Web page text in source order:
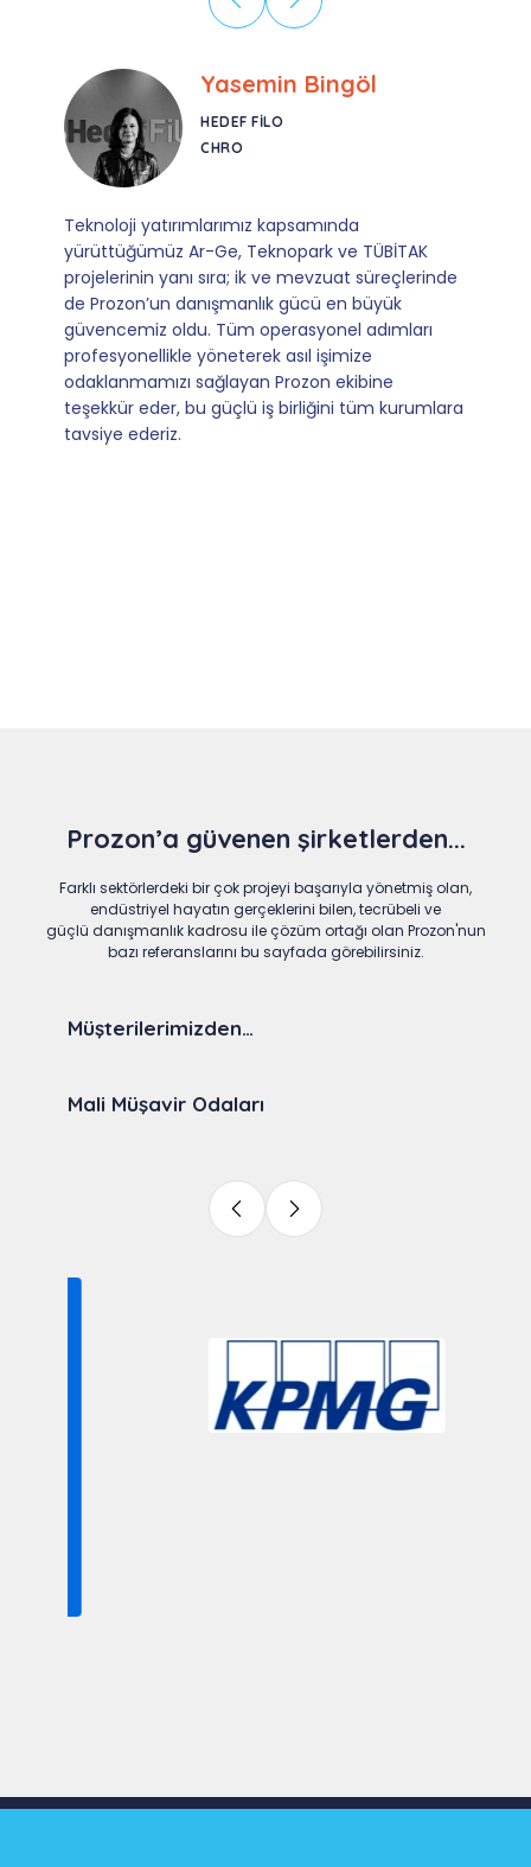
Ebru Kural
CORESYS
SATIŞ YÖNETICISI
Mevzuata uyum, başvuru ve izleme adımlarında
sağladıkları kusursuz yönlendirme sayesinde artık
operasyonlarımızı sıfır kaygı ve tam güvenle
yürütüyoruz. İş birliğimizi bizim için asıl değerli
kılan ise; ihtiyaç duyduğumuz her an ulaşılabilir
olmaları ve sorularımıza aldığımız hızlı geri
dönüşler.
Prozon’a güvenen şirketlerden...
Farklı sektörlerdeki bir çok projeyi başarıyla yönetmiş olan,
endüstriyel hayatın gerçeklerini bilen, tecrübeli ve
güçlü danışmanlık kadrosu ile çözüm ortağı olan Prozon'nun
bazı referanslarını bu sayfada görebilirsiniz.
Müşterilerimizden…
Mali Müşavir Odaları